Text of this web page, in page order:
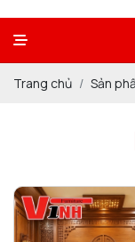
Trang chủ Sản